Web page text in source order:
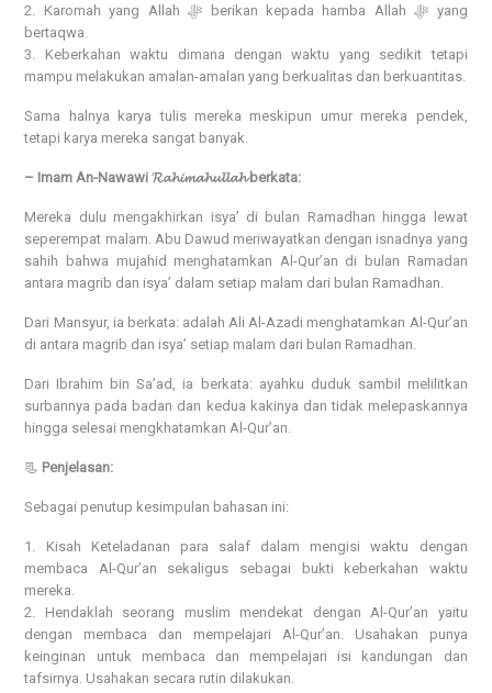
2. Karomah yang Allah ﷻ berikan kepada hamba Allah ﷻ yang
bertaqwa.
3. Keberkahan waktu dimana dengan waktu yang sedikit tetapi
mampu melakukan amalan-amalan yang berkualitas dan berkuantitas.
Sama halnya karya tulis mereka meskipun umur mereka pendek,
tetapi karya mereka sangat banyak.
– Imam An-Nawawi 𝓡𝓪𝓱𝓲𝓶𝓪𝓱𝓾𝓵𝓵𝓪𝓱 berkata:
Mereka dulu mengakhirkan isya’ di bulan Ramadhan hingga lewat
seperempat malam. Abu Dawud meriwayatkan dengan isnadnya yang
sahih bahwa mujahid menghatamkan Al-Qur’an di bulan Ramadan
antara magrib dan isya’ dalam setiap malam dari bulan Ramadhan.
Dari Mansyur, ia berkata: adalah Ali Al-Azadi menghatamkan Al-Qur’an
di antara magrib dan isya’ setiap malam dari bulan Ramadhan.
Dari Ibrahim bin Sa’ad, ia berkata: ayahku duduk sambil melilitkan
surbannya pada badan dan kedua kakinya dan tidak melepaskannya
hingga selesai mengkhatamkan Al-Qur’an.
📃 Penjelasan:
Sebagai penutup kesimpulan bahasan ini:
1. Kisah Keteladanan para salaf dalam mengisi waktu dengan
membaca Al-Qur’an sekaligus sebagai bukti keberkahan waktu
mereka.
2. Hendaklah seorang muslim mendekat dengan Al-Qur’an yaitu
dengan membaca dan mempelajari Al-Qur’an. Usahakan punya
keinginan untuk membaca dan mempelajari isi kandungan dan
tafsirnya. Usahakan secara rutin dilakukan.